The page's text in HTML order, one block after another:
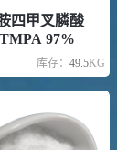
四甲叉膦酸
97%
库存： 49.5KG